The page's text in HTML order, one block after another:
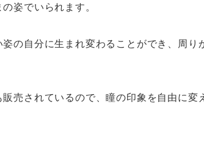
姿でいられます。
の自分に生まれ変わることができ、周り
売されているので、瞳の印象を自由に変